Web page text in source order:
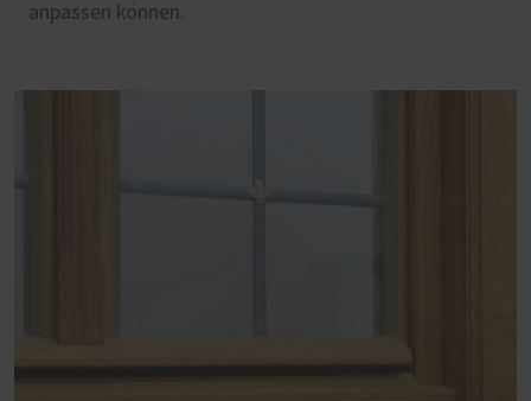
anpassen können.